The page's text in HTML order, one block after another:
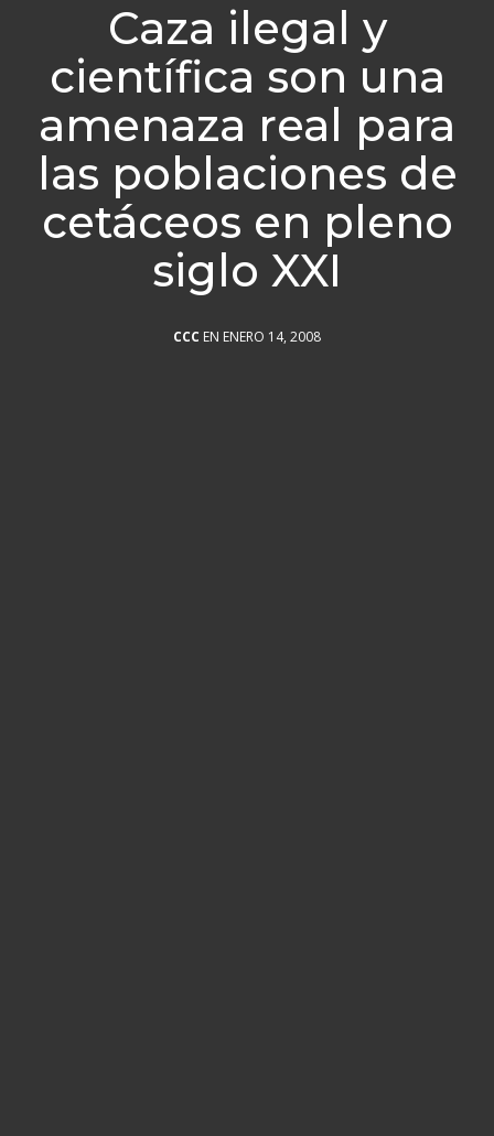
Caza ilegal y
científica son una
amenaza real para
las poblaciones de
cetáceos en pleno
siglo XXI
CCC EN ENERO 14, 2008